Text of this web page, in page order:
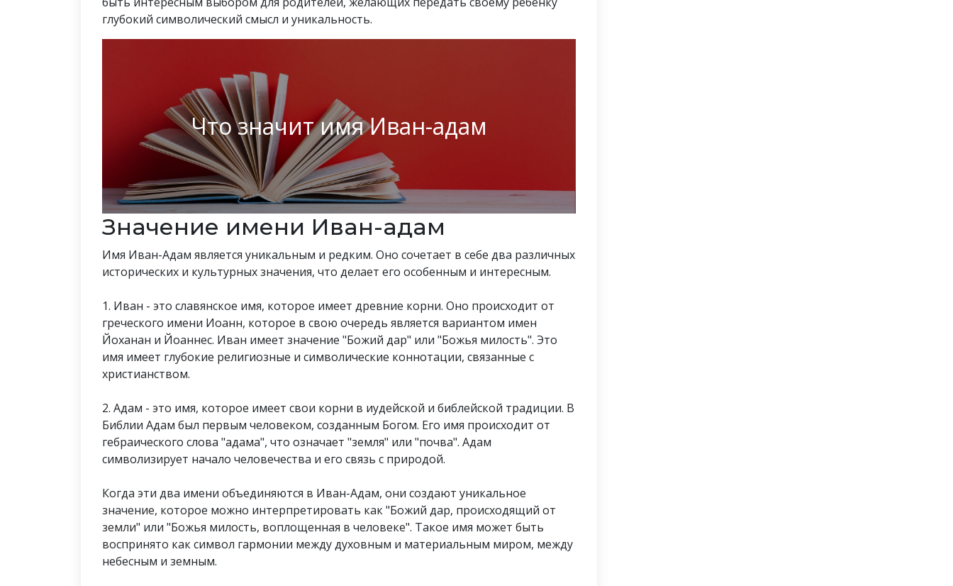
глубокий символический смысл и уникальность.
Что значит имя Иван-адам
Значение имени Иван-адам
Имя Иван-Адам является уникальным и редким. Оно сочетает в себе два различных
исторических и культурных значения, что делает его особенным и интересным.
1. Иван - это славянское имя, которое имеет древние корни. Оно происходит от
греческого имени Иоанн, которое в свою очередь является вариантом имен
Йоханан и Йоаннес. Иван имеет значение "Божий дар" или "Божья милость". Это
имя имеет глубокие религиозные и символические коннотации, связанные с
христианством.
2. Адам - это имя, которое имеет свои корни в иудейской и библейской традиции. В
Библии Адам был первым человеком, созданным Богом. Его имя происходит от
гебраического слова "адама", что означает "земля" или "почва". Адам
символизирует начало человечества и его связь с природой.
Когда эти два имени объединяются в Иван-Адам, они создают уникальное
значение, которое можно интерпретировать как "Божий дар, происходящий от
земли" или "Божья милость, воплощенная в человеке". Такое имя может быть
воспринято как символ гармонии между духовным и материальным миром, между
небесным и земным.